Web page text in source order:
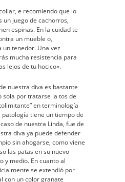
e recomiendo que lo
un juego de cachorros,
espinas. En la cuidad te
un mueble o,
tenedor. Una vez
mucha resistencia para
lejos de tu hocico».
nuestra diva es bastante
por tratarse la tos de
en terminología
patología tiene un tiempo de
de nuestra Linda, fue de
diva ya puede defender
sin ahogarse, como viene
las patas en su nuevo
y medio. En cuanto al
se extendió por
con un color granate